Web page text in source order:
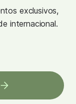
exclusivos,
internacional.